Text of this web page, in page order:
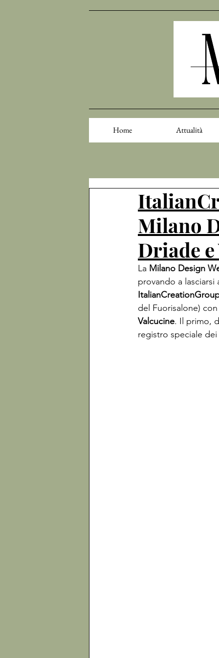
Home Attualità
Milano
Driade
La Milano Design
provando a
del Fuorisalone)
Valcucine. Il primo,
registro speciale